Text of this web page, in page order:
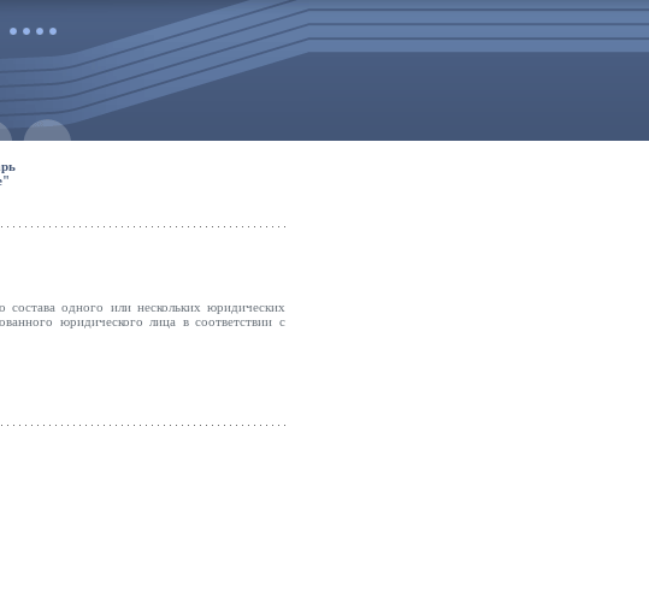
состава одного или нескольких юридических
юридического лица в соответствии с